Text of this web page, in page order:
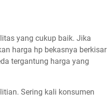
yang cukup baik. Jika
harga hp bekasnya berkisar
tergantung harga yang
Sering kali konsumen